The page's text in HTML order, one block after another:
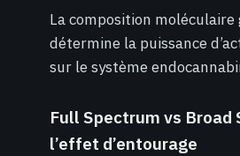
La composition moléculaire
détermine la puissance
sur le système
Full Spectrum vs Broad
l’effet d’entourage